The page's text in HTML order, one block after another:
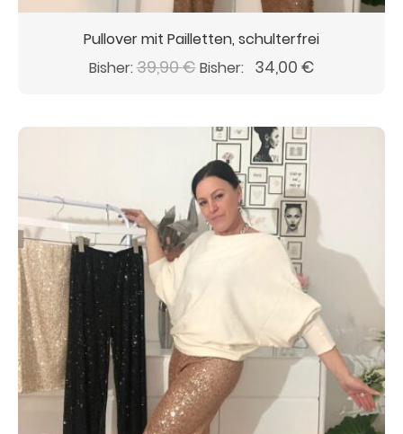
Pullover mit Pailletten, schulterfrei
Bisher:39,90€Ursprünglicher
39,90 €
Bisher: 34,00 €Aktueller